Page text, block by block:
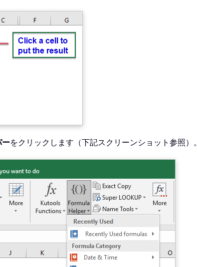
ーをクリックします（下記スクリーンショット参照）。